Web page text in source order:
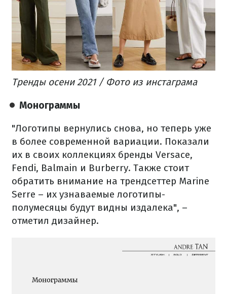
Тренды осени 2021 / Фото из инстаграма
Монограммы
"Логотипы вернулись снова, но теперь уже
в более современной вариации. Показали
их в своих коллекциях бренды Versace,
Fendi, Balmain и Burberry. Также стоит
обратить внимание на трендсеттер Marine
Serre – их узнаваемые логотипы-
полумесяцы будут видны издалека", –
отметил дизайнер.